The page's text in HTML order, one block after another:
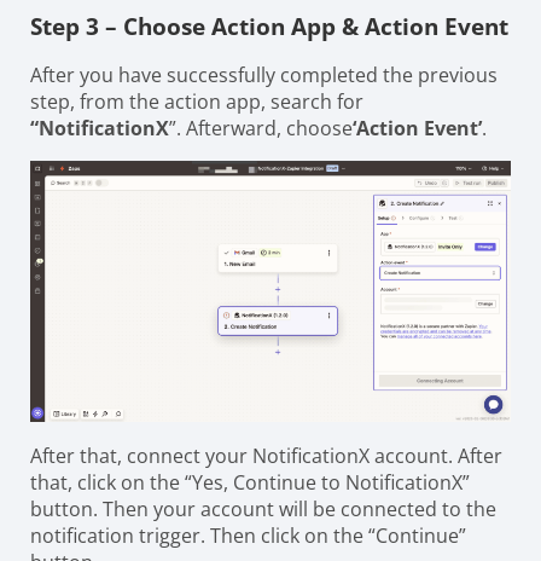
Step 3 – Choose Action App & Action Event
After you have successfully completed the previous
step, from the action app, search for
“NotificationX”. Afterward, choose‘Action Event’.
After that, connect your NotificationX account. After
that, click on the “Yes, Continue to NotificationX”
button. Then your account will be connected to the
notification trigger. Then click on the “Continue”